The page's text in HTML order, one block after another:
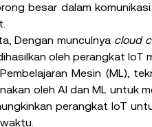
besar dalam
Dengan munculnya cloud
oleh perangkat IoT
Mesin (ML),
oleh AI dan ML untuk
perangkat IoT